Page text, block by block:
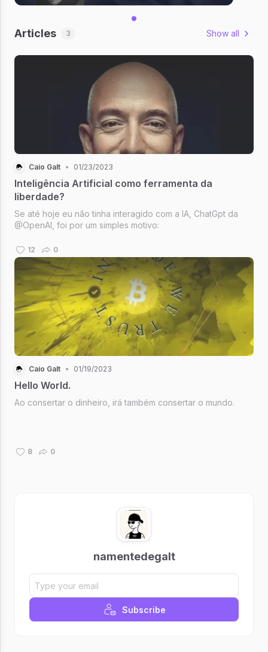
Articles 3 Show all
Caio Galt • 01/23/2023
Inteligência Artificial como ferramenta da
liberdade?
Se até hoje eu não tinha interagido com a IA, ChatGpt da
@OpenAI, foi por um simples motivo:
12 0
Caio Galt • 01/19/2023
Hello World.
Ao consertar o dinheiro, irá também consertar o mundo.
8 0
namentedegalt
Subscribe